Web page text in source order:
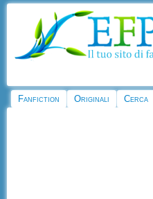
Fanfiction Originali Cerca